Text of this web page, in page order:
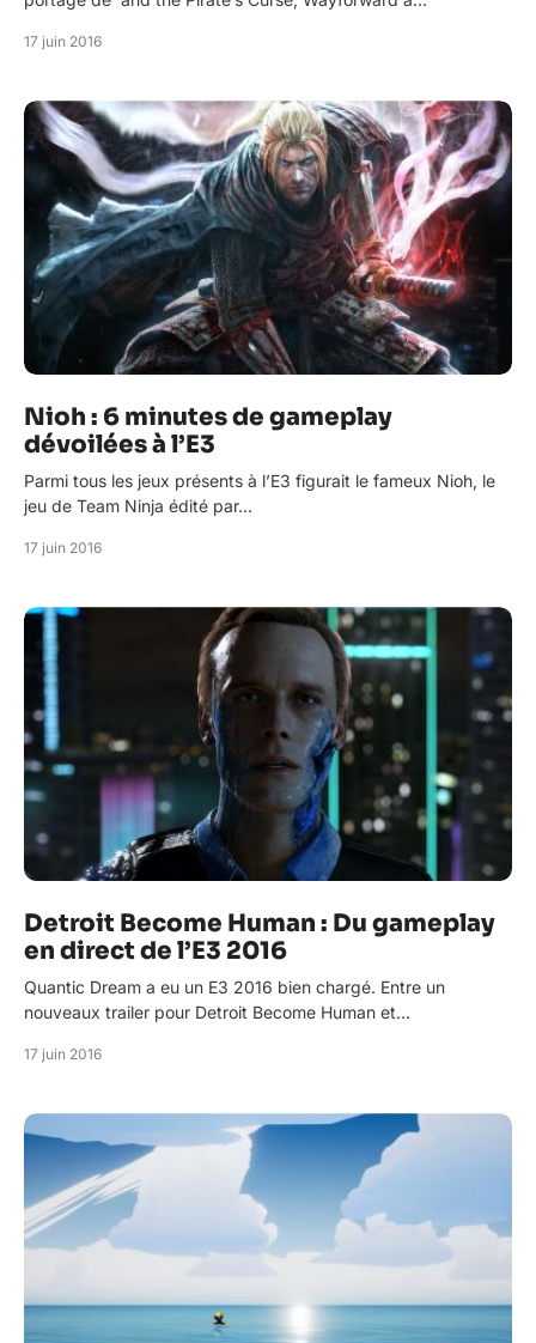
17 juin 2016
Nioh : 6 minutes de gameplay
dévoilées à l’E3
Parmi tous les jeux présents à l’E3 figurait le fameux Nioh, le
jeu de Team Ninja édité par…
17 juin 2016
Detroit Become Human : Du gameplay
en direct de l’E3 2016
Quantic Dream a eu un E3 2016 bien chargé. Entre un
nouveaux trailer pour Detroit Become Human et…
17 juin 2016